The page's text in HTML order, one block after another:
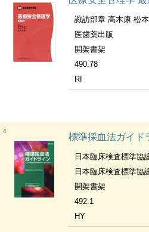
諏訪部章 高木康 松
医歯薬出版
開架書架
490.78
RI
4
標準採血法ガイド
日本臨床検査標準協議
日本臨床検査標準協
開架書架
492.1
HY